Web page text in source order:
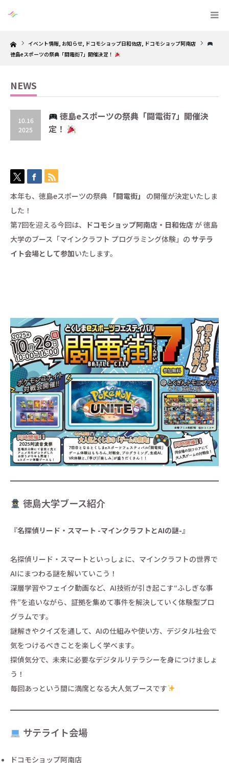
Home イベント情報, お知らせ, ドコモショップ日和佐店, ドコモショップ阿南店
徳島eスポーツの祭典「闘電街7」開催決定！
NEWS
10.16
2025
徳島eスポーツの祭典「闘電街7」開催決
定！
本年も、徳島eスポーツの祭典 「闘電街」
の開催が決定いたしま
した！
第7回を迎える今回は、 ドコモショップ阿南店・日和佐店 が 徳島
大学のブース「マインクラフト プログラミング体験」の サテラ
イト会場として参加いたします。
徳島大学ブース紹介
『名探偵リード・スマート -マインクラフトとAIの謎-』
名探偵リード・スマートといっしょに、マインクラフトの世界で
AIにまつわる謎を解いていこう！
深層学習やフェイク動画など、AI技術が引き起こす“ふしぎな事
件”を追いながら、証拠を集めて事件を解決していく体験型プロ
グラムです。
謎解きやクイズを通して、AIの仕組みや使い方、デジタル社会で
気をつけるべきことを楽しく学べます。
探偵気分で、未来に必要なデジタルリテラシーを身につけましょ
う！
毎回あっという間に満席となる大人気ブースです
サテライト会場
ドコモショップ阿南店